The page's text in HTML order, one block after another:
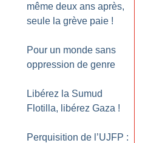
même deux ans après,
seule la grève paie !
Pour un monde sans
oppression de genre
Libérez la Sumud
Flotilla, libérez Gaza !
Perquisition de l’UJFP :